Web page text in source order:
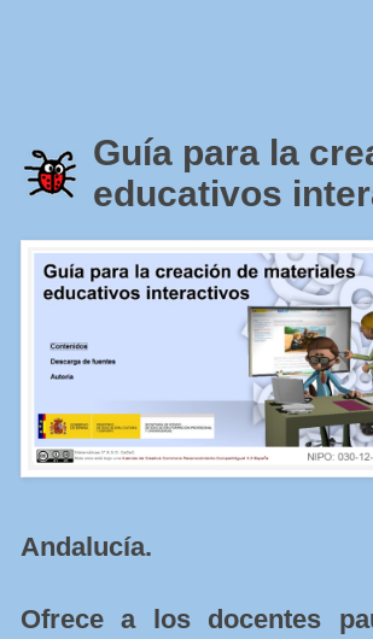
Guía para la
educativos
Andalucía.
Ofrece a los docentes